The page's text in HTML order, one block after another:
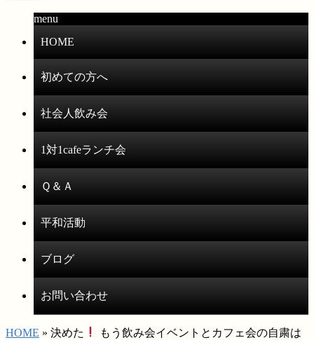
menu
HOME
初めての方へ
社会人飲み会
1対1cafeランチ会
Ｑ＆Ａ
平和活動
ブログ
お問い合わせ
HOME » 決めた
もう飲み会イベントとカフェ会の自粛は